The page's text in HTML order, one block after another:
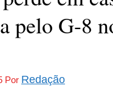
pelo G-8
Por Redação